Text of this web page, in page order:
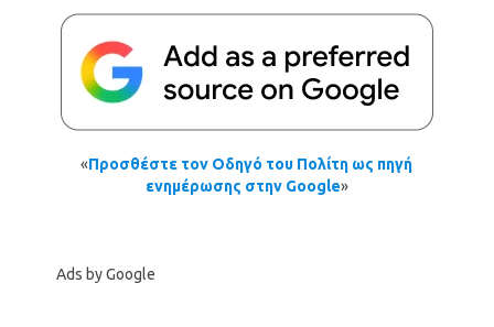
«Προσθέστε τον Οδηγό του Πολίτη ως πηγή
ενημέρωσης στην Google»
Ads by Google